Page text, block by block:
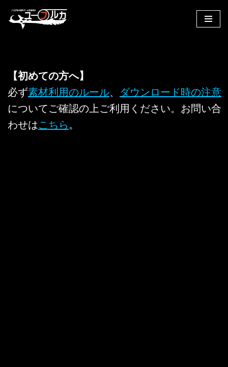
へ
キ
ッ
【初めての方へ】
必ず素材利用のルール、 ダウンロード時の注意
についてご確認の上ご利用ください。お問い合
わせはこちら 。